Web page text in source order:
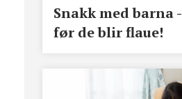
Snakk med barna -
før de blir flaue!